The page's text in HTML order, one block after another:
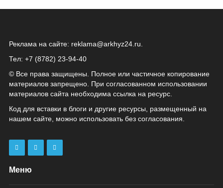
Реклама на сайте: reklama@arkhyz24.ru
Тел: +7 (8782) 23‑94‑40
© Все права защищены. Полное или частичное копирование
материалов запрещено. При согласованном использовании
материалов сайта необходима ссылка на ресурс.
Код для вставки в блоги и другие ресурсы, размещенный на
нашем сайте, можно использовать без согласования.
Меню